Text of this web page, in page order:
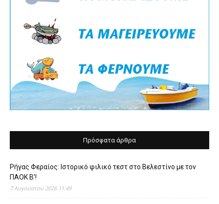
Πρόσφατα άρθρα
Ρήγας Φεραίος: Ιστορικό φιλικό τεστ στο Βελεστίνο με τον
ΠΑΟΚ Β’!
7 Αυγούστου 2026 11:49